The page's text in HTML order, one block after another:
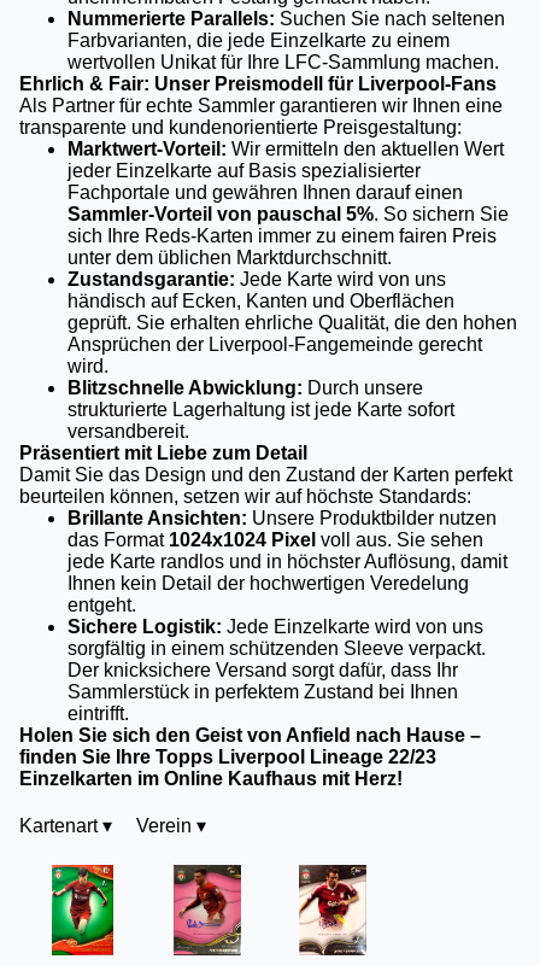
Nummerierte Parallels: Suchen Sie nach seltenen
Farbvarianten, die jede Einzelkarte zu einem
wertvollen Unikat für Ihre LFC-Sammlung machen.
Ehrlich & Fair: Unser Preismodell für Liverpool-Fans
Als Partner für echte Sammler garantieren wir Ihnen eine
transparente und kundenorientierte Preisgestaltung:
Marktwert-Vorteil: Wir ermitteln den aktuellen Wert
jeder Einzelkarte auf Basis spezialisierter
Fachportale und gewähren Ihnen darauf einen
Sammler-Vorteil von pauschal 5%. So sichern Sie
sich Ihre Reds-Karten immer zu einem fairen Preis
unter dem üblichen Marktdurchschnitt.
Zustandsgarantie: Jede Karte wird von uns
händisch auf Ecken, Kanten und Oberflächen
geprüft. Sie erhalten ehrliche Qualität, die den hohen
Ansprüchen der Liverpool-Fangemeinde gerecht
wird.
Blitzschnelle Abwicklung: Durch unsere
strukturierte Lagerhaltung ist jede Karte sofort
versandbereit.
Präsentiert mit Liebe zum Detail
Damit Sie das Design und den Zustand der Karten perfekt
beurteilen können, setzen wir auf höchste Standards:
Brillante Ansichten: Unsere Produktbilder nutzen
das Format 1024x1024 Pixel voll aus. Sie sehen
jede Karte randlos und in höchster Auflösung, damit
Ihnen kein Detail der hochwertigen Veredelung
entgeht.
Sichere Logistik: Jede Einzelkarte wird von uns
sorgfältig in einem schützenden Sleeve verpackt.
Der knicksichere Versand sorgt dafür, dass Ihr
Sammlerstück in perfektem Zustand bei Ihnen
eintrifft.
Holen Sie sich den Geist von Anfield nach Hause –
finden Sie Ihre Topps Liverpool Lineage 22/23
Einzelkarten im Online Kaufhaus mit Herz!
Kartenart▾ Verein ▾